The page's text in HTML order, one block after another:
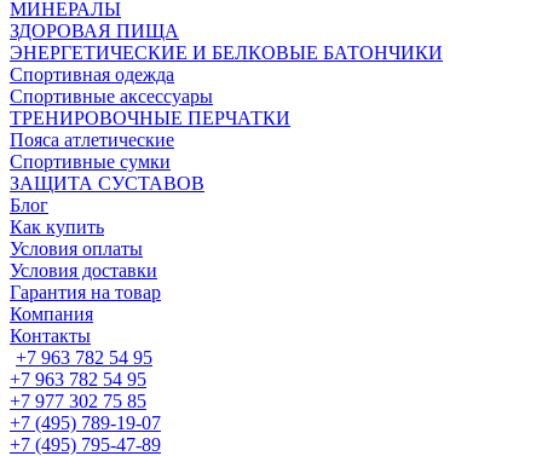
МИНЕРАЛЫ
ЗДОРОВАЯ ПИЩА
ЭНЕРГЕТИЧЕСКИЕ И БЕЛКОВЫЕ БАТОНЧИКИ
Спортивная одежда
Спортивные аксессуары
ТРЕНИРОВОЧНЫЕ ПЕРЧАТКИ
Пояса атлетические
Спортивные сумки
ЗАЩИТА СУСТАВОВ
Блог
Как купить
Условия оплаты
Условия доставки
Гарантия на товар
Компания
Контакты
+7 963 782 54 95
+7 963 782 54 95
+7 977 302 75 85
+7 (495) 789-19-07
+7 (495) 795-47-89